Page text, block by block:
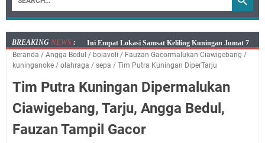
BREAKING NEWS :
Jumat 7 Agustus 2026 Mobil SIM Keliling Ada di
Kecamatan Sindangagung
Dicabut Dari Hidupmu, Kamu Akan Tetap Berjalan
Kelaparan Meskipun Memiliki Sekarung Penuh Uang
Salat Lima Waktu itu Bukan Cuma Kewajiban, Tapi
juga Tempat Beristirahat yang Paling Menenangkan, Ini
Beranda / Angga Bedul / bolavoli / Fauzan Gacormalukan Ciawigebang /
kuninganoke / olahraga / sepa / Tim Putra Kuningan DiperTarju
Tim Putra Kuningan Dipermalukan
Ciawigebang, Tarju, Angga Bedul,
Fauzan Tampil Gacor